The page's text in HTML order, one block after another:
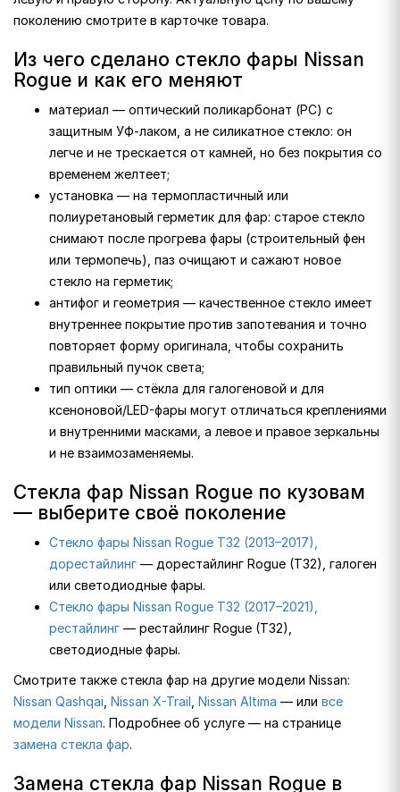
поколению смотрите в карточке товара.
Из чего сделано стекло фары Nissan
Rogue и как его меняют
материал — оптический поликарбонат (PC) с
защитным УФ-лаком, а не силикатное стекло: он
легче и не трескается от камней, но без покрытия со
временем желтеет;
установка — на термопластичный или
полиуретановый герметик для фар: старое стекло
снимают после прогрева фары (строительный фен
или термопечь), паз очищают и сажают новое
стекло на герметик;
антифог и геометрия — качественное стекло имеет
внутреннее покрытие против запотевания и точно
повторяет форму оригинала, чтобы сохранить
правильный пучок света;
тип оптики — стёкла для галогеновой и для
ксеноновой/LED-фары могут отличаться креплениями
и внутренними масками, а левое и правое зеркальны
и не взаимозаменяемы.
Стекла фар Nissan Rogue по кузовам
— выберите своё поколение
Стекло фары Nissan Rogue T32 (2013–2017),
дорестайлинг — дорестайлинг Rogue (T32), галоген
или светодиодные фары.
Стекло фары Nissan Rogue T32 (2017–2021),
рестайлинг — рестайлинг Rogue (T32),
светодиодные фары.
Смотрите также стекла фар на другие модели Nissan:
Nissan Qashqai Nissan X-Trail Nissan Altima — или все
модели Nissan. Подробнее об услуге — на странице
замена стекла фар.
Замена стекла фар Nissan Rogue в